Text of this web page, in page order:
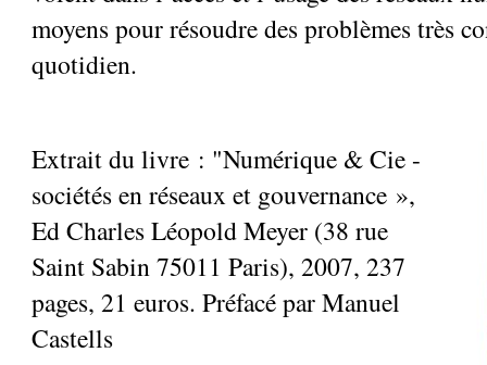
moyens pour résoudre des problèmes très
quotidien.
Extrait du livre : "Numérique & Cie -
sociétés en réseaux et gouvernance »,
Ed Charles Léopold Meyer (38 rue
Saint Sabin 75011 Paris), 2007, 237
pages, 21 euros. Préfacé par Manuel
Castells